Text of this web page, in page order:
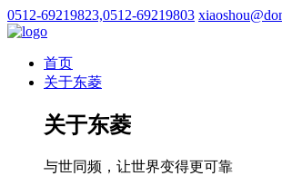
0512-69219823,0512-69219803
首页
关于东菱
关于东菱
与世同频，让世界变得更可靠